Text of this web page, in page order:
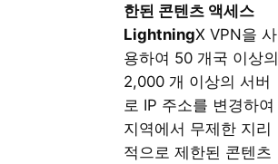
한된 콘텐츠 액세스
LightningX VPN을 사
용하여 50 개국 이상의
2,000 개 이상의 서버
로 IP 주소를 변경하여
지역에서 무제한 지리
적으로 제한된 콘텐츠